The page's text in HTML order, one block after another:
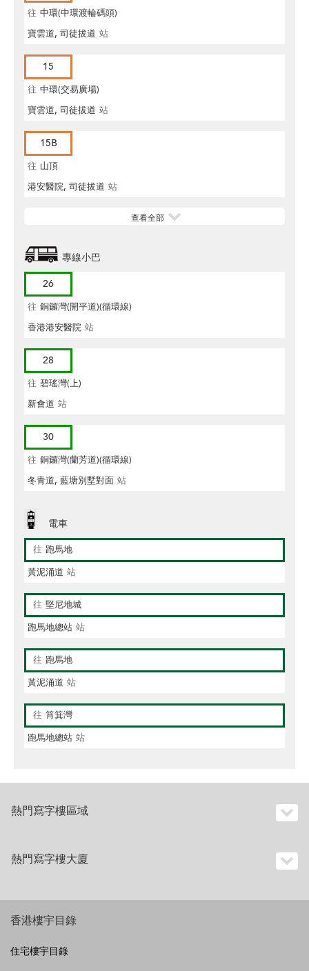
往 中環(中環渡輪碼頭)
寶雲道, 司徒拔道 站
15
往 中環(交易廣場)
寶雲道, 司徒拔道 站
15B
往 山頂
港安醫院, 司徒拔道 站
查看全部
專線小巴
26
往 銅鑼灣(開平道)(循環線)
香港港安醫院 站
28
往 碧瑤灣(上)
新會道 站
30
往 銅鑼灣(蘭芳道)(循環線)
冬青道, 藍塘別墅對面 站
電車
往 跑馬地
黃泥涌道 站
往 堅尼地城
跑馬地總站 站
往 跑馬地
黃泥涌道 站
往 筲箕灣
跑馬地總站 站
熱門寫字樓區域
熱門寫字樓大廈
香港樓宇目錄
住宅樓宇目錄